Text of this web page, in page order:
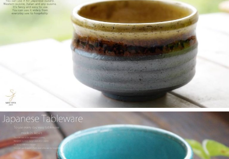
≪テレビで紹介されました≫ 2025年4月16日～30日 CCNet ケー
ブルテレビ しょぴもる『まちの素敵な歩き方』で 白いごはん器
のお店 らいすぼーる 小牧店が紹介されました。
≪テレビで紹介されました≫ 2024年2月29日 中京テレビ キャッ
チ！『名鉄小牧線ぶらり旅～味岡駅編～』で 白いごはん器のお
店 らいすぼーる 小牧店が紹介されました。
2025/2/5
らいすぼ～るのYouTube公式チャンネルがスタートしました！ぜ